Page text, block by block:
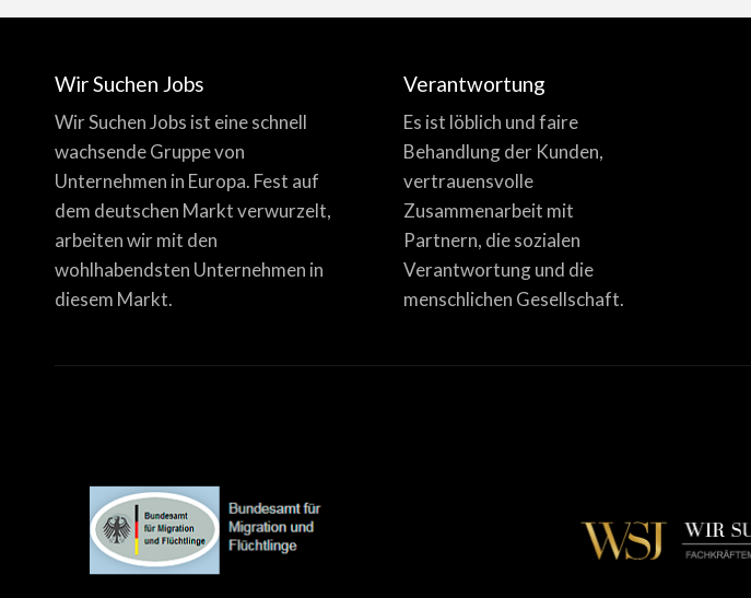
Wir Suchen Jobs
Wir Suchen Jobs ist eine schnell
wachsende Gruppe von
Unternehmen in Europa. Fest auf
dem deutschen Markt verwurzelt,
arbeiten wir mit den
wohlhabendsten Unternehmen in
diesem Markt.
Verantwortung
Es ist löblich und faire
Behandlung der Kunden,
vertrauensvolle
Zusammenarbeit mit
Partnern, die sozialen
Verantwortung und die
menschlichen Gesellschaft.